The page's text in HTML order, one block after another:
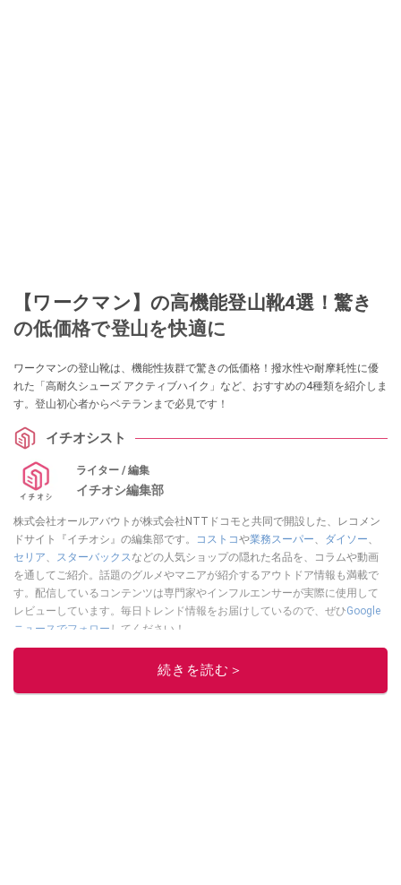
【ワークマン】の高機能登山靴4選！驚き
の低価格で登山を快適に
ワークマンの登山靴は、機能性抜群で驚きの低価格！撥水性や耐摩耗性に優
れた「高耐久シューズ アクティブハイク」など、おすすめの4種類を紹介しま
す。登山初心者からベテランまで必見です！
イチオシスト
ライター / 編集
イチオシ編集部
株式会社オールアバウトが株式会社NTTドコモと共同で開設した、レコメン
ドサイト『イチオシ』の編集部です。
コストコや業務スーパー、 ダイソー、
セリア、 スターバックスなどの人気ショップの隠れた名品を、コラムや動画
を通してご紹介。話題のグルメやマニアが紹介するアウトドア情報も満載で
す。配信しているコンテンツは専門家やインフルエンサーが実際に使用して
レビューしています。毎日トレンド情報をお届けしているので、ぜひGoogle
ニュースでフォロー してください！
続きを読む＞